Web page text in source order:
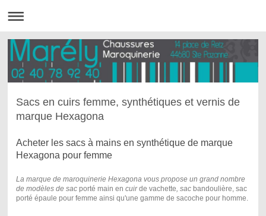
Sacs en cuirs femme, synthétiques et vernis de
marque Hexagona
Acheter les sacs à mains en synthétique de marque
Hexagona pour femme
La marque de maroquinerie Hexagona vous propose un grand nombre
de modèles de sacporté main en cuirde vachette , sacbandoulière, sac
porté épaule pour femme ainsi qu'une gamme de sacoche pour homme.